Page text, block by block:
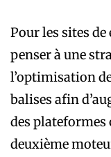
Pour les sites
penser à une
l’optimisation
balises afin
des plateformes
deuxième